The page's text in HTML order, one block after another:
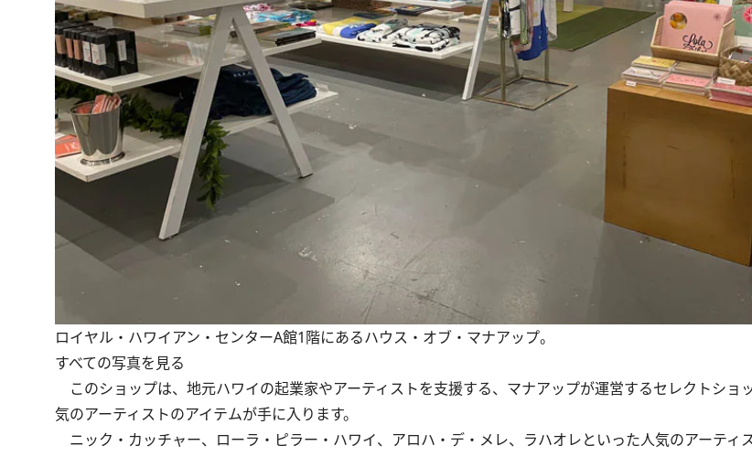
ロイヤル・ハワイアン・センターA館1階にあるハウス・オブ・マナアップ。
すべての写真を見る
このショップは、地元ハワイの起業家やアーティストを支援する、マナアップが運営するセレクトショ
気のアーティストのアイテムが手に入ります。
ニック・カッチャー、ローラ・ピラー・ハワイ、アロハ・デ・メレ、ラハオレといった人気のアーティ